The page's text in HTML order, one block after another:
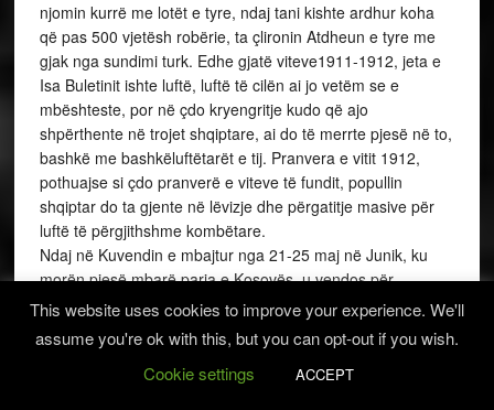
njomin kurrë me lotët e tyre, ndaj tani kishte ardhur koha
që pas 500 vjetësh robërie, ta çlironin Atdheun e tyre me
gjak nga sundimi turk. Edhe gjatë viteve1911-1912, jeta e
Isa Buletinit ishte luftë, luftë të cilën ai jo vetëm se e
mbështeste, por në çdo kryengritje kudo që ajo
shpërthente në trojet shqiptare, ai do të merrte pjesë në to,
bashkë me bashkëluftëtarët e tij. Pranvera e vitit 1912,
pothuajse si çdo pranverë e viteve të fundit, popullin
shqiptar do ta gjente në lëvizje dhe përgatitje masive për
luftë të përgjithshme kombëtare.
Ndaj në Kuvendin e mbajtur nga 21-25 maj në Junik, ku
morën pjesë mbarë paria e Kosovës, u vendos për
kryengritje të përgjithshme kombëtare. Hartues i planit të
kryengritjes ishte emëruar Isa Buletini, si njëri ndër
organizatorët më të zot dhe udhëheqësit më sublim të
kryengritjeve shqiptare. Por me të kuptuar të planit, nga 30
This website uses cookies to improve your experience. We'll
assume you're ok with this, but you can opt-out if you wish.
Cookie settings
ACCEPT